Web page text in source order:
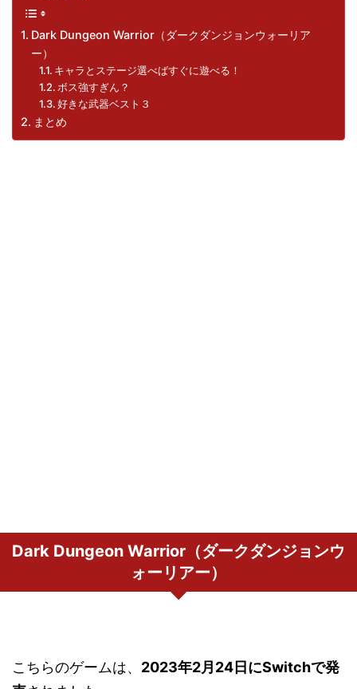
Dark Dungeon Warrior（ダークダンジョンウォーリア
ー）
キャラとステージ選べばすぐに遊べる！
ボス強すぎん？
好きな武器ベスト３
まとめ
Dark Dungeon Warrior（ダークダンジョンウ
ォーリアー）
こちらのゲームは、 2023年2月24日にSwitchで発